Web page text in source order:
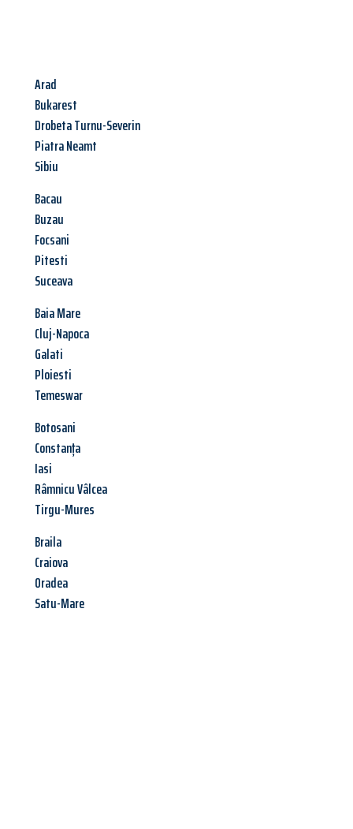
Arad
Bukarest
Drobeta Turnu-Severin
Piatra Neamt
Sibiu
Bacau
Buzau
Focsani
Pitesti
Suceava
Baia Mare
Cluj-Napoca
Galati
Ploiesti
Temeswar
Botosani
Constanța
Iasi
Râmnicu Vâlcea
Tirgu-Mures
Braila
Craiova
Oradea
Satu-Mare